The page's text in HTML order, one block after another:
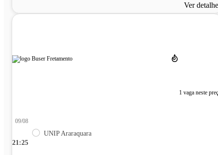
Ver
1 vaga neste
21:25
09/08
UNIP Araraquara